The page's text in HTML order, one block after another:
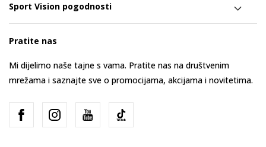
Sport Vision pogodnosti
Pratite nas
Mi dijelimo naše tajne s vama. Pratite nas na društvenim
mrežama i saznajte sve o promocijama, akcijama i novitetima.